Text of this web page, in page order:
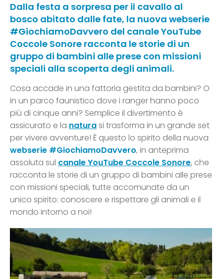
Dalla festa a sorpresa per il cavallo al
bosco abitato dalle fate, la nuova webserie
#GiochiamoDavvero del canale YouTube
Coccole Sonore racconta le storie di un
gruppo di bambini alle prese con missioni
speciali alla scoperta degli animali.
Cosa accade in una fattoria gestita da bambini? O
in un parco faunistico dove i ranger hanno poco
più di cinque anni? Semplice il divertimento è
assicurato e la naturasi trasforma in un grande set
per vivere avventure! È questo lo spirito della nuova
webserie #GiochiamoDavvero, in anteprima
assoluta sul canale YouTube Coccole Sonore, che
racconta le storie di un gruppo di bambini alle prese
con missioni speciali, tutte accomunate da un
unico spirito: conoscere e rispettare gli animali e il
mondo intorno a noi!